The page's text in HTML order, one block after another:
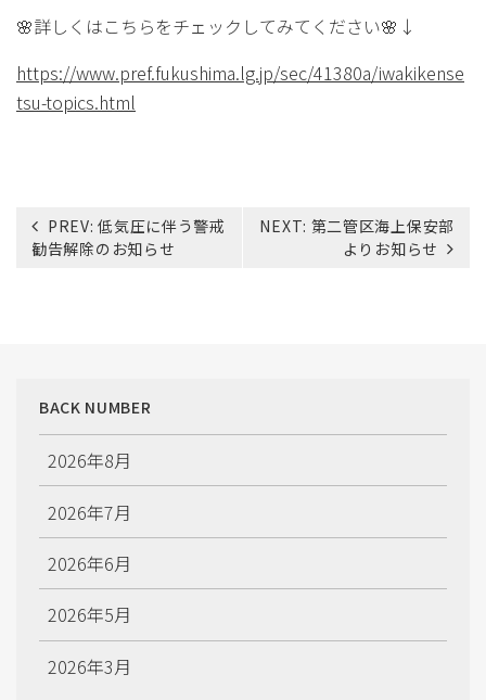
🌸詳しくはこちらをチェックしてみてください🌸↓
https://www.pref.fukushima.lg.jp/sec/41380a/iwakikense
tsu-topics.html
投
稿
PREV: 低気圧に伴う警戒
勧告解除のお知らせ
NEXT: 第二管区海上保安部
よりお知らせ
BACK NUMBER
2026年8月
2026年7月
2026年6月
2026年5月
2026年3月